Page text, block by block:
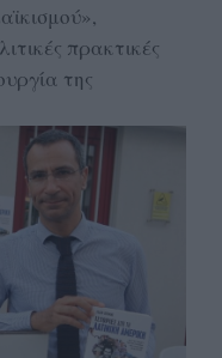
πρακτικές
της